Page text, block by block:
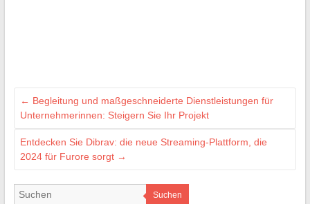
← Begleitung und maßgeschneiderte Dienstleistungen für
Unternehmerinnen: Steigern Sie Ihr Projekt
Entdecken Sie Dibrav: die neue Streaming-Plattform, die
2024 für Furore sorgt →
Suchen